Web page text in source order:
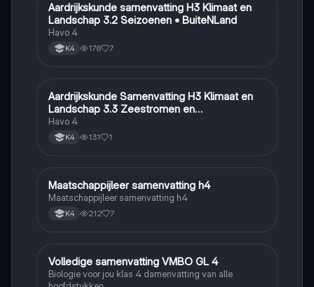
Aardrijkskunde
Aardrijkskunde samenvatting H3 Klimaat en
Landschap 3.2 Seizoenen • BuiteNLand
Havo 4
K4 178 7
Aardrijkskunde
Aardrijkskunde Samenvatting H3 Klimaat en
Landschap 3.3 Zeestromen en
Klimaatgebieden • BuiteNLand
Havo 4
K4 131 1
Maatschappijleer
Maatschappijleer samenvatting h4
Maatschappijleer samenvatting h4
K4 212 7
Biologie
Volledige samenvatting VMBO GL 4
Biologie voor jou klas 4 damenvatting van alle